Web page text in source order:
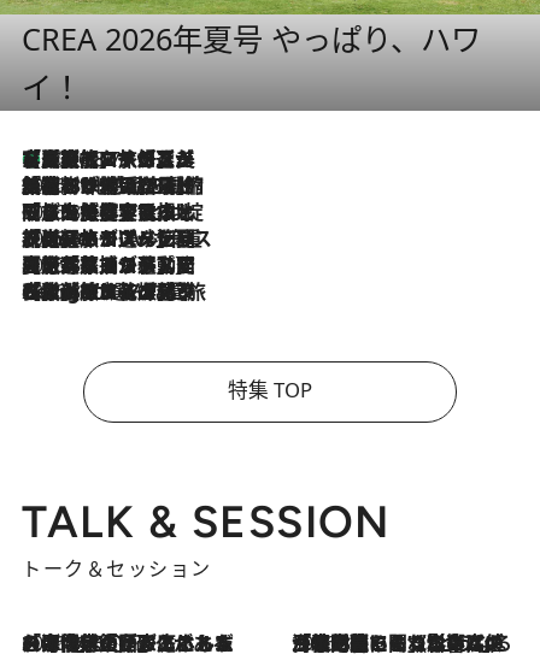
CREA 2026年夏号 やっぱり、ハワ
イ！
2026.8.7
【厳選旅コスメ】「多機能アイテムがメイン！」旅好き美容エディターが選んだ夏旅ベストコスメを発表【Mサイズジップ】
2026.8.6
「荷物が増えるほど旅ストレスは増す」美容ジャーナリストがたどり着いた最終結論。“化粧品を劇的に減らす”感動の凝縮美容とは
2026.8.6
「旅先には金髪ウィッグを持参」日本と同じメイクでは損してる!? 美容ジャーナリストが提案する“掟破りの旅美容”とは
2026.8.6
【厳選旅コスメ】「身軽さ＆UV対策重視！」ヘアアーティストshucoが選んだ夏旅ベストコスメを発表【Mサイズジップ】
2026.8.5
【厳選旅コスメ】国内をあちこち移動する河井菜摘が選んだ夏旅ベストコスメ発表！「リラックスアイテムはマスト」【Mサイズジップ】
2026.8.4
【厳選旅コスメ】「紫外線＆乾燥対策しながらメイク感も！」ヘア＆メイクGeorgeが選んだ夏旅ベストコスメを発表！【Mサイズジップ】
特集 TOP
TALK & SESSION
トーク＆セッション
2026.8.3
「今後値上げがあるとすれば…」「リスクがあるのは今年の冬」エネルギー専門家が語る、ホルムズ海峡封鎖が家庭にもたらす“ある心配” 2026.8.3
「住宅建てられない…」「サーチャージ料の高値が続いている」ホルムズ海峡封鎖による影響はいつまで続く？《エネルギー専門家に聞く“どうなる日本の暮らし”》